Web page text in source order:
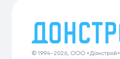
© 1994-2026, ООО «Донстрой»